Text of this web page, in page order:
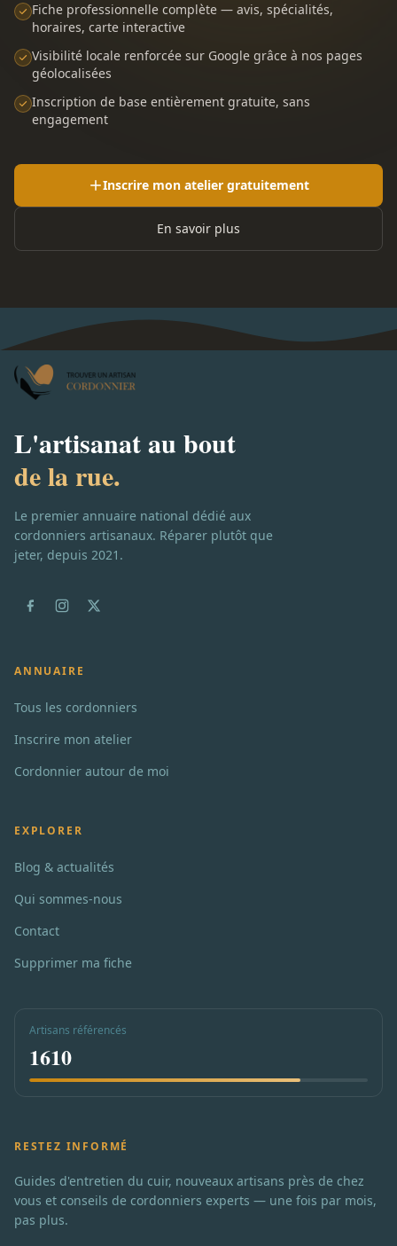
Fiche professionnelle complète — avis, spécialités,
horaires, carte interactive
Visibilité locale renforcée sur Google grâce à nos pages
géolocalisées
Inscription de base entièrement gratuite, sans
engagement
Inscrire mon atelier gratuitement
En savoir plus
L'artisanat au bout
de la rue.
Le premier annuaire national dédié aux
cordonniers artisanaux. Réparer plutôt que
jeter, depuis 2021.
ANNUAIRE
Tous les cordonniers
Inscrire mon atelier
Cordonnier autour de moi
EXPLORER
Blog & actualités
Qui sommes-nous
Contact
Supprimer ma fiche
Artisans référencés
1610
RESTEZ INFORMÉ
Guides d'entretien du cuir, nouveaux artisans près de chez
vous et conseils de cordonniers experts — une fois par mois,
pas plus.